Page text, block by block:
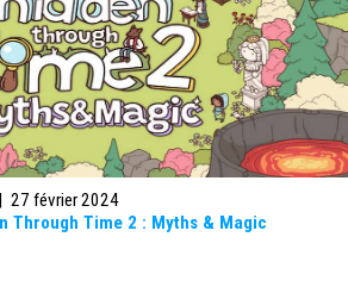
| 27 février 2024
Through Time 2 : Myths & Magic